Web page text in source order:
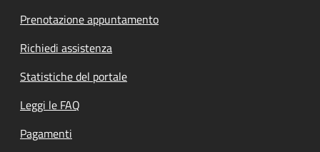
Prenotazione appuntamento
Richiedi assistenza
Statistiche del portale
Leggi le FAQ
Pagamenti